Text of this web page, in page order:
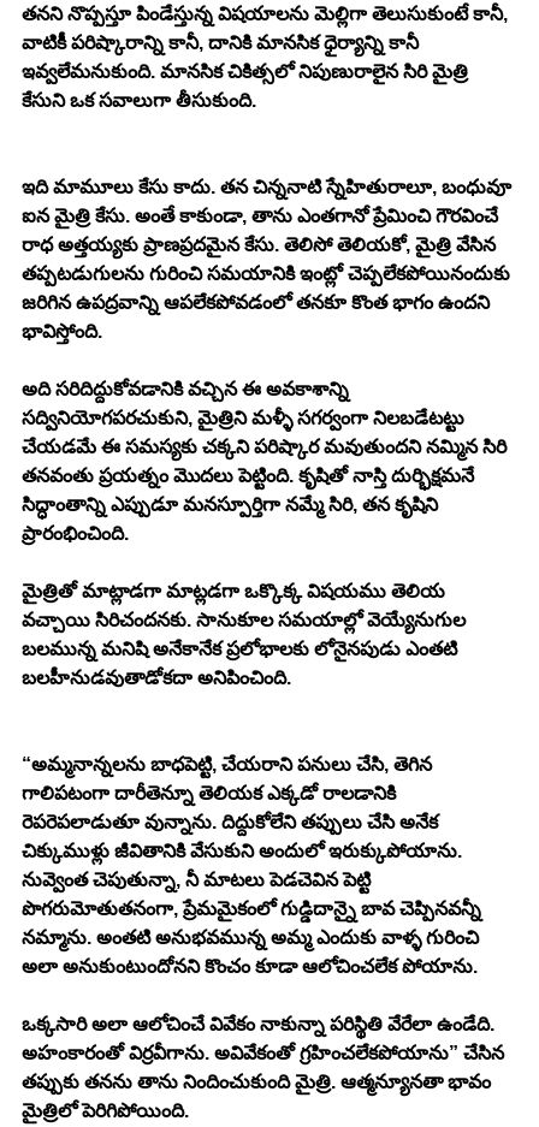
తనని నొప్పస్తూ పిండేస్తున్న విషయాలను మెల్లిగా తెలుసుకుంటే కానీ,
వాటికీ పరిష్కారాన్ని కానీ, దానికి మానసిక ధైర్యాన్ని కానీ
ఇవ్వలేమనుకుంది. మానసిక చికిత్సలో నిపుణురాలైన సిరి మైత్రి
కేసుని ఒక సవాలుగా తీసుకుంది.
ఇది మామూలు కేసు కాదు. తన చిన్ననాటి స్నేహితురాలూ, బంధువూ
ఐన మైత్రి కేసు. అంతే కాకుండా, తాను ఎంతగానో ప్రేమించి గౌరవించే
రాధ అత్తయ్యకు ప్రాణప్రదమైన కేసు. తెలిసో తెలియకో, మైత్రి వేసిన
తప్పటడుగులను గురించి సమయానికి ఇంట్లో చెప్పలేకపోయినందుకు
జరిగిన ఉపద్రవాన్ని ఆపలేకపోవడంలో తనకూ కొంత భాగం ఉందని
భావిస్తోంది.
అది సరిదిద్దుకోవడానికి వచ్చిన ఈ అవకాశాన్ని
సద్వినియోగపరచుకుని, మైత్రిని మళ్ళీ సగర్వంగా నిలబడేటట్టు
చేయడమే ఈ సమస్యకు చక్కని పరిష్కార మవుతుందని నమ్మిన సిరి
తనవంతు ప్రయత్నం మొదలు పెట్టింది. కృషితో నాస్తి దుర్భిక్షమనే
సిద్ధాంతాన్ని ఎప్పుడూ మనస్పూర్తిగా నమ్మే సిరి, తన కృషిని
ప్రారంభించింది.
మైత్రితో మాట్లాడగా మాట్లడగా ఒక్కొక్క విషయము తెలియ
వచ్చాయి సిరిచందనకు. సానుకూల సమయాల్లో వెయ్యేనుగుల
బలమున్న మనిషి అనేకానేక ప్రలోభాలకు లోనైనపుడు ఎంతటి
బలహీనుడవుతాడోకదా అనిపించింది.
“అమ్మనాన్నలను బాధపెట్టి, చేయరాని పనులు చేసి, తెగిన
గాలిపటంగా దారీతెన్నూ తెలియక ఎక్కడో రాలడానికి
రెపరెపలాడుతూ వున్నాను. దిద్దుకోలేని తప్పులు చేసి అనేక
చిక్కుముళ్లు జీవితానికి వేసుకుని అందులో ఇరుక్కుపోయాను.
నువ్వెంత చెపుతున్నా, నీ మాటలు పెడచెవిన పెట్టి
పొగరుమోతుతనంగా, ప్రేమమైకంలో గుడ్డిదాన్నై బావ చెప్పినవన్నీ
నమ్మాను. అంతటి అనుభవమున్న అమ్మ ఎందుకు వాళ్ళ గురించి
అలా అనుకుంటుందోనని కొంచం కూడా ఆలోచించలేక పోయాను.
ఒక్కసారి అలా ఆలోచించే వివేకం నాకున్నా పరిస్థితి వేరేలా ఉండేది.
అహంకారంతో విర్రవీగాను. అవివేకంతో గ్రహించలేకపోయాను” చేసిన
తప్పుకు తనను తాను నిందించుకుంది మైత్రి. ఆత్మన్యూనతా భావం
మైత్రిలో పెరిగిపోయింది.